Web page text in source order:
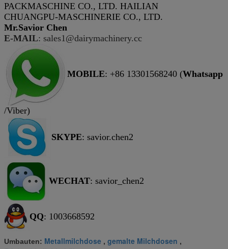
PACKMASCHINE CO., LTD. HAILIAN
CHUANGPU-MASCHINERIE CO., LTD.
Mr.Savior Chen
E-MAIL: sales1@dairymachinery.cc
MOBILE: +86 13301568240 (Whatsapp
/Viber)
SKYPE: savior.chen2
WECHAT: savior_chen2
QQ: 1003668592
Umbauten: Metallmilchdose , gemalte Milchdosen ,